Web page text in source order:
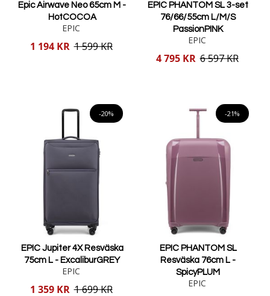
Epic Airwave Neo 65cm M -
HotCOCOA
EPIC
Reducerat
1 194 KR 1 599 KR
EPIC PHANTOM SL 3-set
76/66/55cm L/M/S
PassionPINK
EPIC
Reducerat
4 795 KR 6 597 KR
-20%
EPIC Jupiter 4X Resväska
75cm L - ExcaliburGREY
EPIC
Reducerat
1 359 KR 1 699 KR
-21%
EPIC PHANTOM SL
Resväska 76cm L -
SpicyPLUM
EPIC